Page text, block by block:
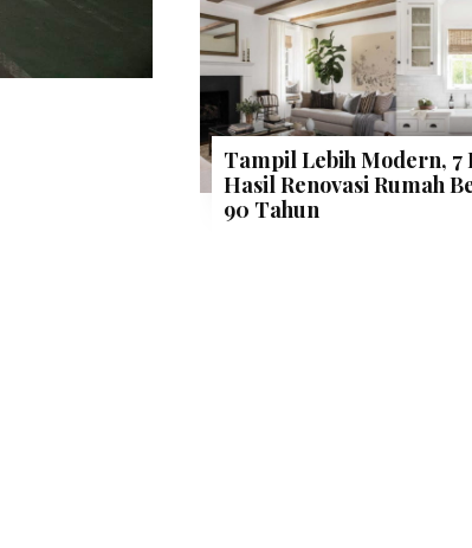
Tampil Lebih Modern, 7
Hasil Renovasi Rumah
90 Tahun